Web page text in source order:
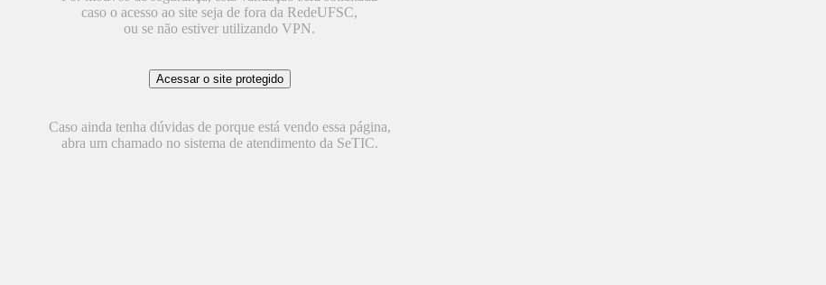
caso o acesso ao site seja de fora da RedeUFSC,
ou se não estiver utilizando VPN.
Caso ainda tenha dúvidas de porque está vendo essa página,
abra um chamado no sistema de atendimento da SeTIC.